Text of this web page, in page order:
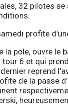
32 pilotes
profite
la pole, ouvre
6 et qui
reprend
de la passe